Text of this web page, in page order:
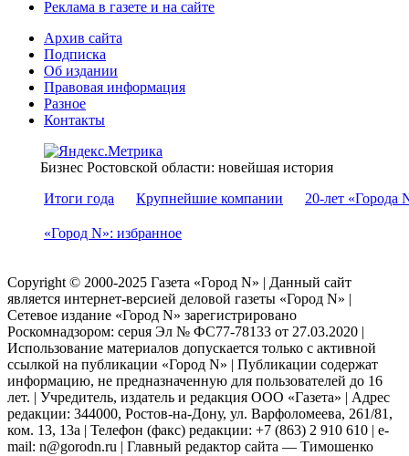
Реклама в газете и на сайте
Архив сайта
Подписка
Об издании
Правовая информация
Разное
Контакты
Бизнес Ростовской области: новейшая история
Итоги года
Крупнейшие компании 20-лет «Города
«Город N»: избранное
Copyright © 2000-2025 Газета «Город N» | Данный сайт
является интернет-версией деловой газеты «Город N» |
Сетевое издание «Город N» зарегистрировано
Роскомнадзором: серuя Эл № ФС77-78133 от 27.03.2020 |
Использование материалов допускается только с активной
ссылкой на публикации «Город N» | Публикации содержат
информацию, не предназначенную для пользователей до 16
лет. | Учредитель, издатель и редакция ООО «Газета» | Адрес
редакции: 344000, Ростов-на-Дону, ул. Варфоломеева, 261/81,
ком. 13, 13а | Телефон (факс) редакции: +7 (863) 2 910 610 | e-
mail: n@gorodn.ru | Главный редактор сайта — Тимошенко